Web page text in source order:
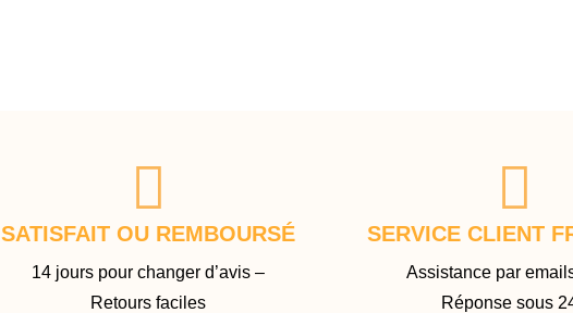
SATISFAIT OU REMBOURSÉ
14 jours pour changer d’avis –
Retours faciles
SERVICE CLIENT
Assistance par
Réponse sous